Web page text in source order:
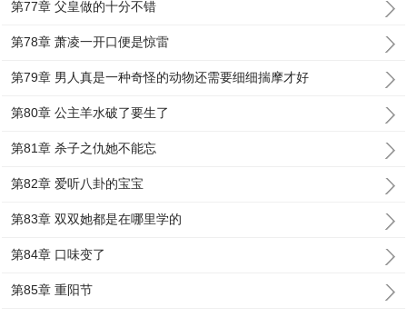
第77章 父皇做的十分不错
第78章 萧凌一开口便是惊雷
第79章 男人真是一种奇怪的动物还需要细细揣摩才好
第80章 公主羊水破了要生了
第81章 杀子之仇她不能忘
第82章 爱听八卦的宝宝
第83章 双双她都是在哪里学的
第84章 口味变了
第85章 重阳节